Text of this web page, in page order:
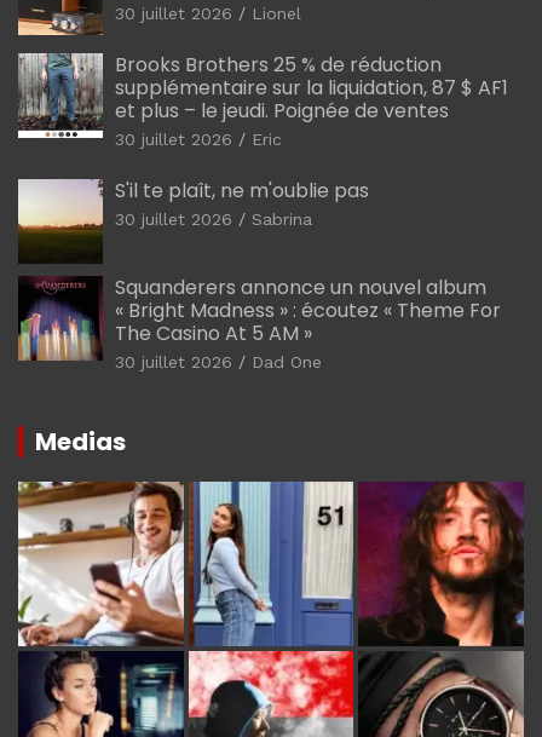
30 juillet 2026 Lionel
Brooks Brothers 25 % de réduction
supplémentaire sur la liquidation, 87 $ AF1
et plus – le jeudi. Poignée de ventes
30 juillet 2026 Eric
S'il te plaît, ne m'oublie pas
30 juillet 2026 Sabrina
Squanderers annonce un nouvel album
« Bright Madness » : écoutez « Theme For
The Casino At 5 AM »
30 juillet 2026 Dad One
Medias